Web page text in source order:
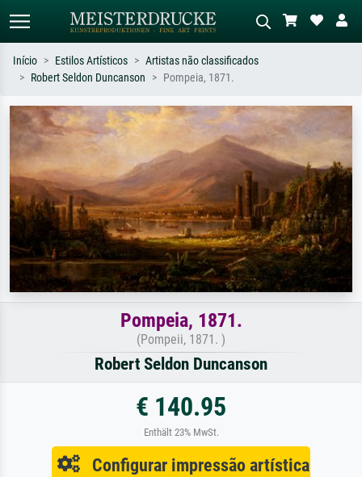
Pesquise por artista, título ou estilo –
ex: Monet, Noite Estrelada,
impressionismo, onda de Hokusai, nu.
Descreva a cena – ex: prado verde,
abstrato com muito vermelho, pintura
a óleo escura, nu em pé ao lado de
uma árvore.
Início Estilos Artísticos
Artistas não classificados
Robert Seldon Duncanson
Pompeia, 1871.
Pompeia, 1871.
(Pompeii, 1871. )
Robert Seldon Duncanson
€ 140.95
Enthält 23% MwSt.
Configurar impressão artística